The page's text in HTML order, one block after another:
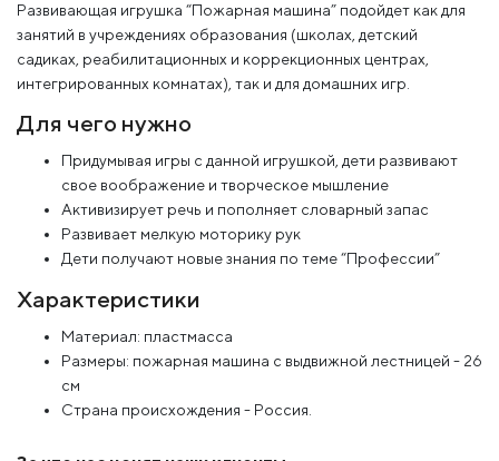
Развивающая игрушка “Пожарная машина” подойдет как для
занятий в учреждениях образования (школах, детский
садиках, реабилитационных и коррекционных центрах,
интегрированных комнатах), так и для домашних игр.
Для чего нужно
Придумывая игры с данной игрушкой, дети развивают
свое воображение и творческое мышление
Активизирует речь и пополняет словарный запас
Развивает мелкую моторику рук
Дети получают новые знания по теме “Профессии”
Характеристики
Материал: пластмасса
Размеры: пожарная машина с выдвижной лестницей - 26
см
Страна происхождения - Россия.